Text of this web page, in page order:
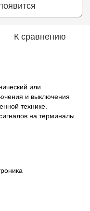
К сравнению
или
и выключения
технике.
на терминалы